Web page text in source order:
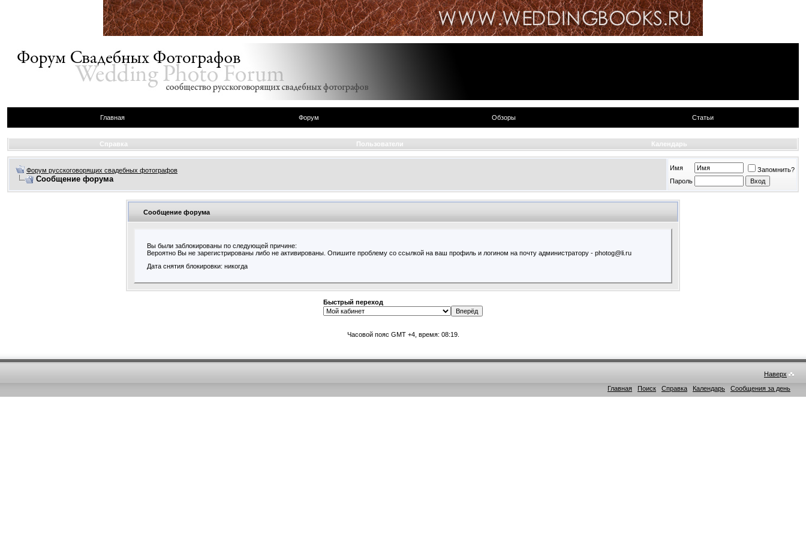
Главная Форум Обзоры Статьи
Справка Пользователи Календарь
Форум русскоговорящих свадебных фотографов
Сообщение форума
Имя
Запомнить?
Пароль
Сообщение форума
Вы были заблокированы по следующей причине:
Вероятно Вы не зарегистрированы либо не активированы. Опишите проблему со ссылкой на ваш профиль и логином на почту администратору - photog@li.ru
Дата снятия блокировки: никогда
Быстрый переход
Часовой пояс GMT +4, время: 08:19.
Наверх
Главная
Поиск Справка Календарь Сообщения за день